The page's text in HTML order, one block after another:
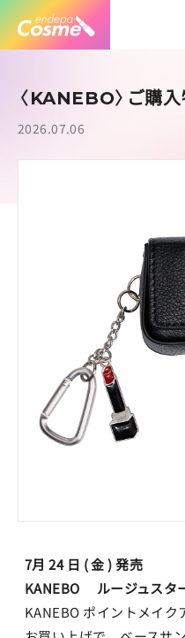
〈KANEBO〉ご購
2026.07.06
7月 24 日 ( 金 ) 発売
KANEBO ルージュスタ
KANEBO ポイントメイク